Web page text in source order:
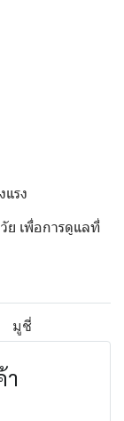
รง
ย เพื่อการดูแลที่
มูชี่